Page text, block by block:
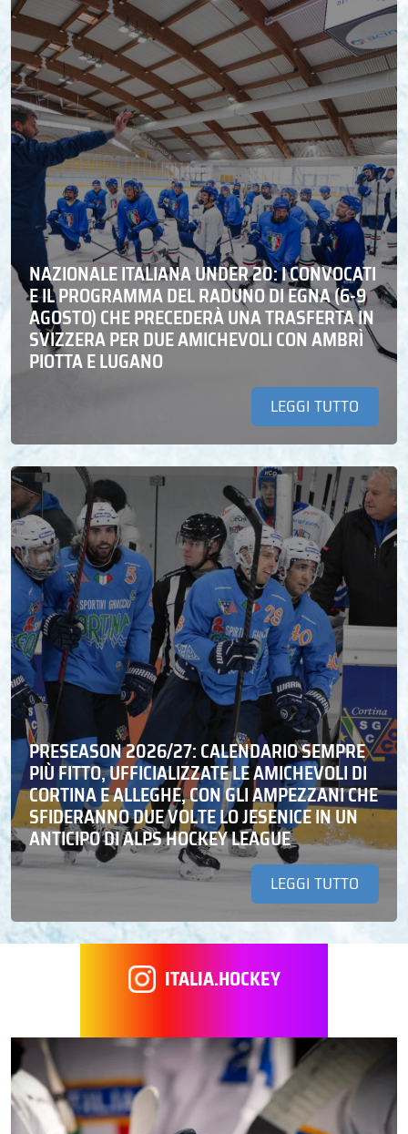
NAZIONALE ITALIANA UNDER 20: I CONVOCATI
E IL PROGRAMMA DEL RADUNO DI EGNA (6-9
AGOSTO) CHE PRECEDERÀ UNA TRASFERTA IN
SVIZZERA PER DUE AMICHEVOLI CON AMBRÌ
PIOTTA E LUGANO
LEGGI TUTTO
PRESEASON 2026/27: CALENDARIO SEMPRE
PIÙ FITTO, UFFICIALIZZATE LE AMICHEVOLI DI
CORTINA E ALLEGHE, CON GLI AMPEZZANI CHE
SFIDERANNO DUE VOLTE LO JESENICE IN UN
ANTICIPO DI ALPS HOCKEY LEAGUE
LEGGI TUTTO
ITALIA.HOCKEY